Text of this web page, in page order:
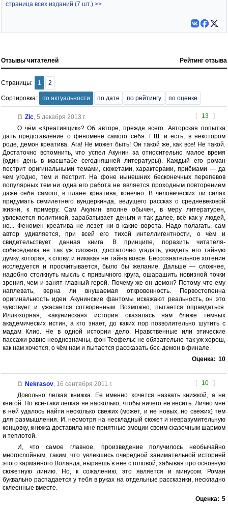
страница всех изданий (7 шт.) >>
Отзывы читателей Рейтинг отзыва
Страницы: 1 2
Сортировка: по актуальности по дате по рейтингу по оценке
[ 13 ]
Zic, 5 декабря 2013 г.
О чём «Креативщик»? Об авторе, прежде всего. Авторская попытка
дать представление о феномене самого себя. Г.Ш. и есть, в некотором
роде, демон креатива. Ага! Не может быть! Он такой же, как все! Не такой.
Достаточно вспомнить, что успел Акунин за относительно малое время
(один день в масштабе сегодняшней литературы). Каждый его роман
пестрит оригинальными темами, сюжетами, характерами, приёмами — да
чем угодно, тем и пестрит. На фоне нынешних бесконечных перепевов
популярных тем ни одна его работа не является проходным повторением
даже себя самого, в плане креатива, конечно. В человеческих ли силах
придумать семилетнего вундеркинда, ведущего рассказ о средневековой
жизни, к примеру. Сам Акунин вполне обычен, в меру литературен,
увлекается политикой, зарабатывает деньги и так далее, всё как у людей,
но... Феномен креатива не лезет ни в какие ворота. Надо полагать, сам
автор удивляется, при всей его тихой интеллигентности, о чём и
свидетельствует данная книга. В принципе, поразить читателя-
собеседника не так уж сложно, достаточно угадать, увидеть его тайную
думку, которая, к слову, и никакая не тайна вовсе. Бессознательное хотение
исследуется и просчитывается, было бы желание. Дальше — сложнее,
надобно столкнуть мысль с привычного круга, ошарашить новизной точки
зрения, чем и занят главный герой. Почему же он демон? Потому что ему
наплевать, верна ли внушаемая откровенность. Первостепенна
оригинальность идеи. Акунинские фантомы искажают реальность, он это
чувствует и ужасается сотворённым. Возможно, пытается оправдаться.
Иллюзорная, «акунинская» история оказалась нам ближе тёмных
академических истин, а кто знает, до каких пор позволительно шутить с
мадам Клио. Не в одной истории дело. Нравственные или этические
пассажи равно неоднозначны, фон Теофельс не обязательно так уж хорош,
как нам хочется, о чём нам и пытается рассказать бес-демон в финале.
Оценка: 10
[ 10 ]
Nekrasov, 16 сентября 2011 г.
Довольно легкая книжка. Ее именно хочется назвать книжкой, а не
книгой. Но все-таки легкая не насколько, чтобы ничего не весить. Лично мне
в ней удалось найти несколько свежих (может, и не новых, но свежих) тем
для размышления. И, несмотря на нескладный сюжет и невразумительную
концовку, книжка доставила мне приятные эмоции своим сказочным шармом
и теплотой.
И, что самое главное, произведение получилось необычайно
многослойным, таким, что увлекшись очередной занимательной историей
этого карманного Воланда, ныряешь в нее с головой, забывая про основную
сюжетную линию. Но, к сожалению, это является и минусом. Роман
буквально распадается у тебя в руках на отдельные рассказики, нескладно
склеенные вместе.
Оценка: 5